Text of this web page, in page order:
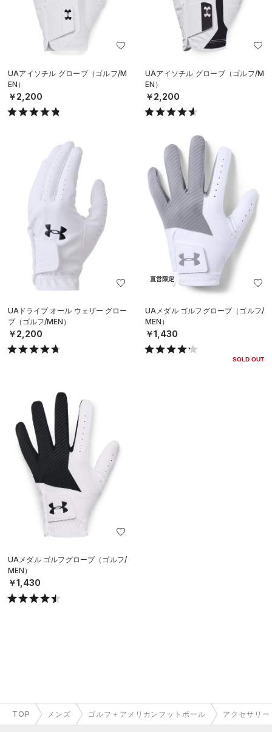
UAアイソチル グローブ（ゴルフ/M
EN）
￥2,200
UAアイソチル グローブ（ゴルフ/M
EN）
￥2,200
UAドライブ オール ウェザー グロー
ブ（ゴルフ/MEN）
￥2,200
直営限定
UAメダル ゴルフグローブ（ゴルフ/
MEN）
￥1,430
SOLD OUT
UAメダル ゴルフグローブ（ゴルフ/
MEN）
￥1,430
TOP メンズ ゴルフ＋アメリカンフットボール アクセサリー